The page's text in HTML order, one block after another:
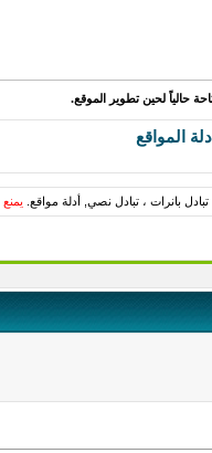
حالياً لحين تطوير الموقع.
المواقع
بانرات ، تبادل نصي, أدلة مواقع. يمنع